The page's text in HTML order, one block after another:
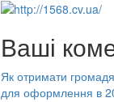
Ваші
Як отримати
для оформлення в